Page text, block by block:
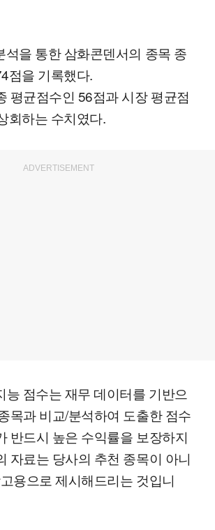
석을 통한 삼화콘덴서의 종목 종
점을 기록했다.
평균점수인 56점과 시장 평균점
회하는 수치였다.
ADVERTISEMENT
능 점수는 재무 데이터를 기반으
목과 비교/분석하여 도출한 점수
반드시 높은 수익률을 보장하지
자료는 당사의 추천 종목이 아니
용으로 제시해드리는 것입니